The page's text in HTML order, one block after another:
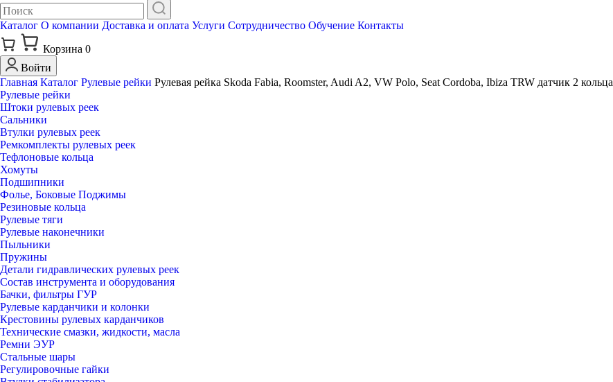
Каталог О компании Доставка и оплата Услуги Сотрудничество Обучение Контакты
Корзина 0
Войти
Главная Каталог Рулевые рейки Рулевая рейка Skoda Fabia, Roomster, Audi A2, VW Polo, Seat Cordoba, Ibiza TRW датчик 2 кольца
Рулевые рейки
Штоки рулевых реек
Сальники
Втулки рулевых реек
Ремкомплекты рулевых реек
Тефлоновые кольца
Хомуты
Подшипники
Фолье, Боковые Поджимы
Резиновые кольца
Рулевые тяги
Рулевые наконечники
Пыльники
Пружины
Детали гидравлических рулевых реек
Состав инструмента и оборудования
Бачки, фильтры ГУР
Рулевые карданчики и колонки
Крестовины рулевых карданчиков
Технические смазки, жидкости, масла
Ремни ЭУР
Стальные шары
Регулировочные гайки